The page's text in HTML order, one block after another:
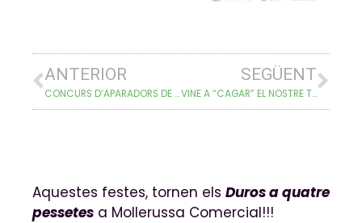
ANTERIOR
CONCURS D’APARADORS DE NADAL 2020
SEGÜENT
VINE A “CAGAR” EL NOSTRE TIÓ SOLIDARI!
Aquestes festes, tornen els Duros a quatre
pessetes a Mollerussa Comercial!!!